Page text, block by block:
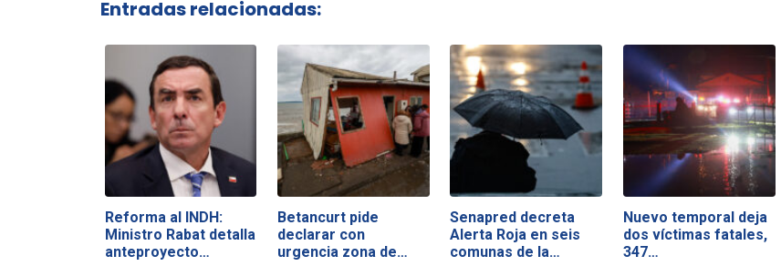
Entradas relacionadas:
Reforma al INDH:
Ministro Rabat detalla
anteproyecto…
Betancurt pide
declarar con
urgencia zona de…
Senapred decreta
Alerta Roja en seis
comunas de la…
Nuevo temporal deja
dos víctimas fatales,
347…